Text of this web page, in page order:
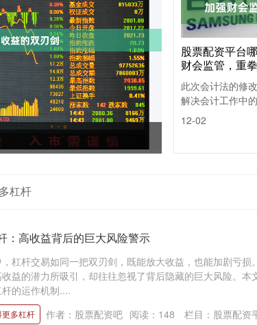
股票配资平台
财会监管，重
此次会计法的修
解决会计工作中
12-02
杠杆
：高收益背后的巨大风险警示
杠杆交易如同一把双刃剑，既能放大收益，也能加剧亏损
益的潜力所吸引，却往往忽视了背后隐藏的巨大风险。本
的运作机制....
多杠杆 作者：股票配资吧 阅读： 148 栏目： 股票配资